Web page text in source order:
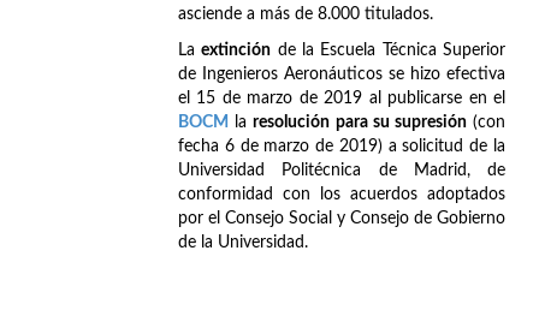
asciende a más de 8.000 titulados.
Laextinción de la Escuela Técnica Superior
de Ingenieros Aeronáuticos se hizo efectiva
el 15 de marzo de 2019 al publicarse en el
BOCM
laresolución para su supresión(con
fecha 6 de marzo de 2019) a solicitud de la
Universidad Politécnica de Madrid, de
conformidad con los acuerdos adoptados
por el Consejo Social y Consejo de Gobierno
de la Universidad.